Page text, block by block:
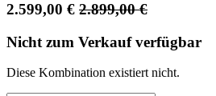
2.599,00 € 2.899,00€
Nicht zum Verkauf verfügbar
Diese Kombination existiert nicht.